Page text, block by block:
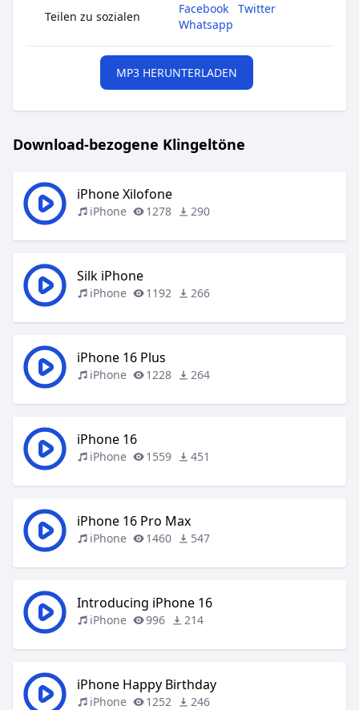
Teilen zu sozialen
Facebook
Twitter
Whatsapp
MP3 HERUNTERLADEN
Download-bezogene Klingeltöne
iPhone Xilofone
iPhone 1278 290
Silk iPhone
iPhone 1192 266
iPhone 16 Plus
iPhone 1228 264
iPhone 16
iPhone 1559 451
iPhone 16 Pro Max
iPhone 1460 547
Introducing iPhone 16
iPhone 996 214
iPhone Happy Birthday
iPhone 1252 246